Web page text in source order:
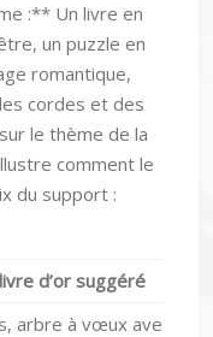
:** Un livre en
un puzzle en
romantique,
cordes et des
le thème de la
comment le
du support :
d’or suggéré
arbre à vœux avec